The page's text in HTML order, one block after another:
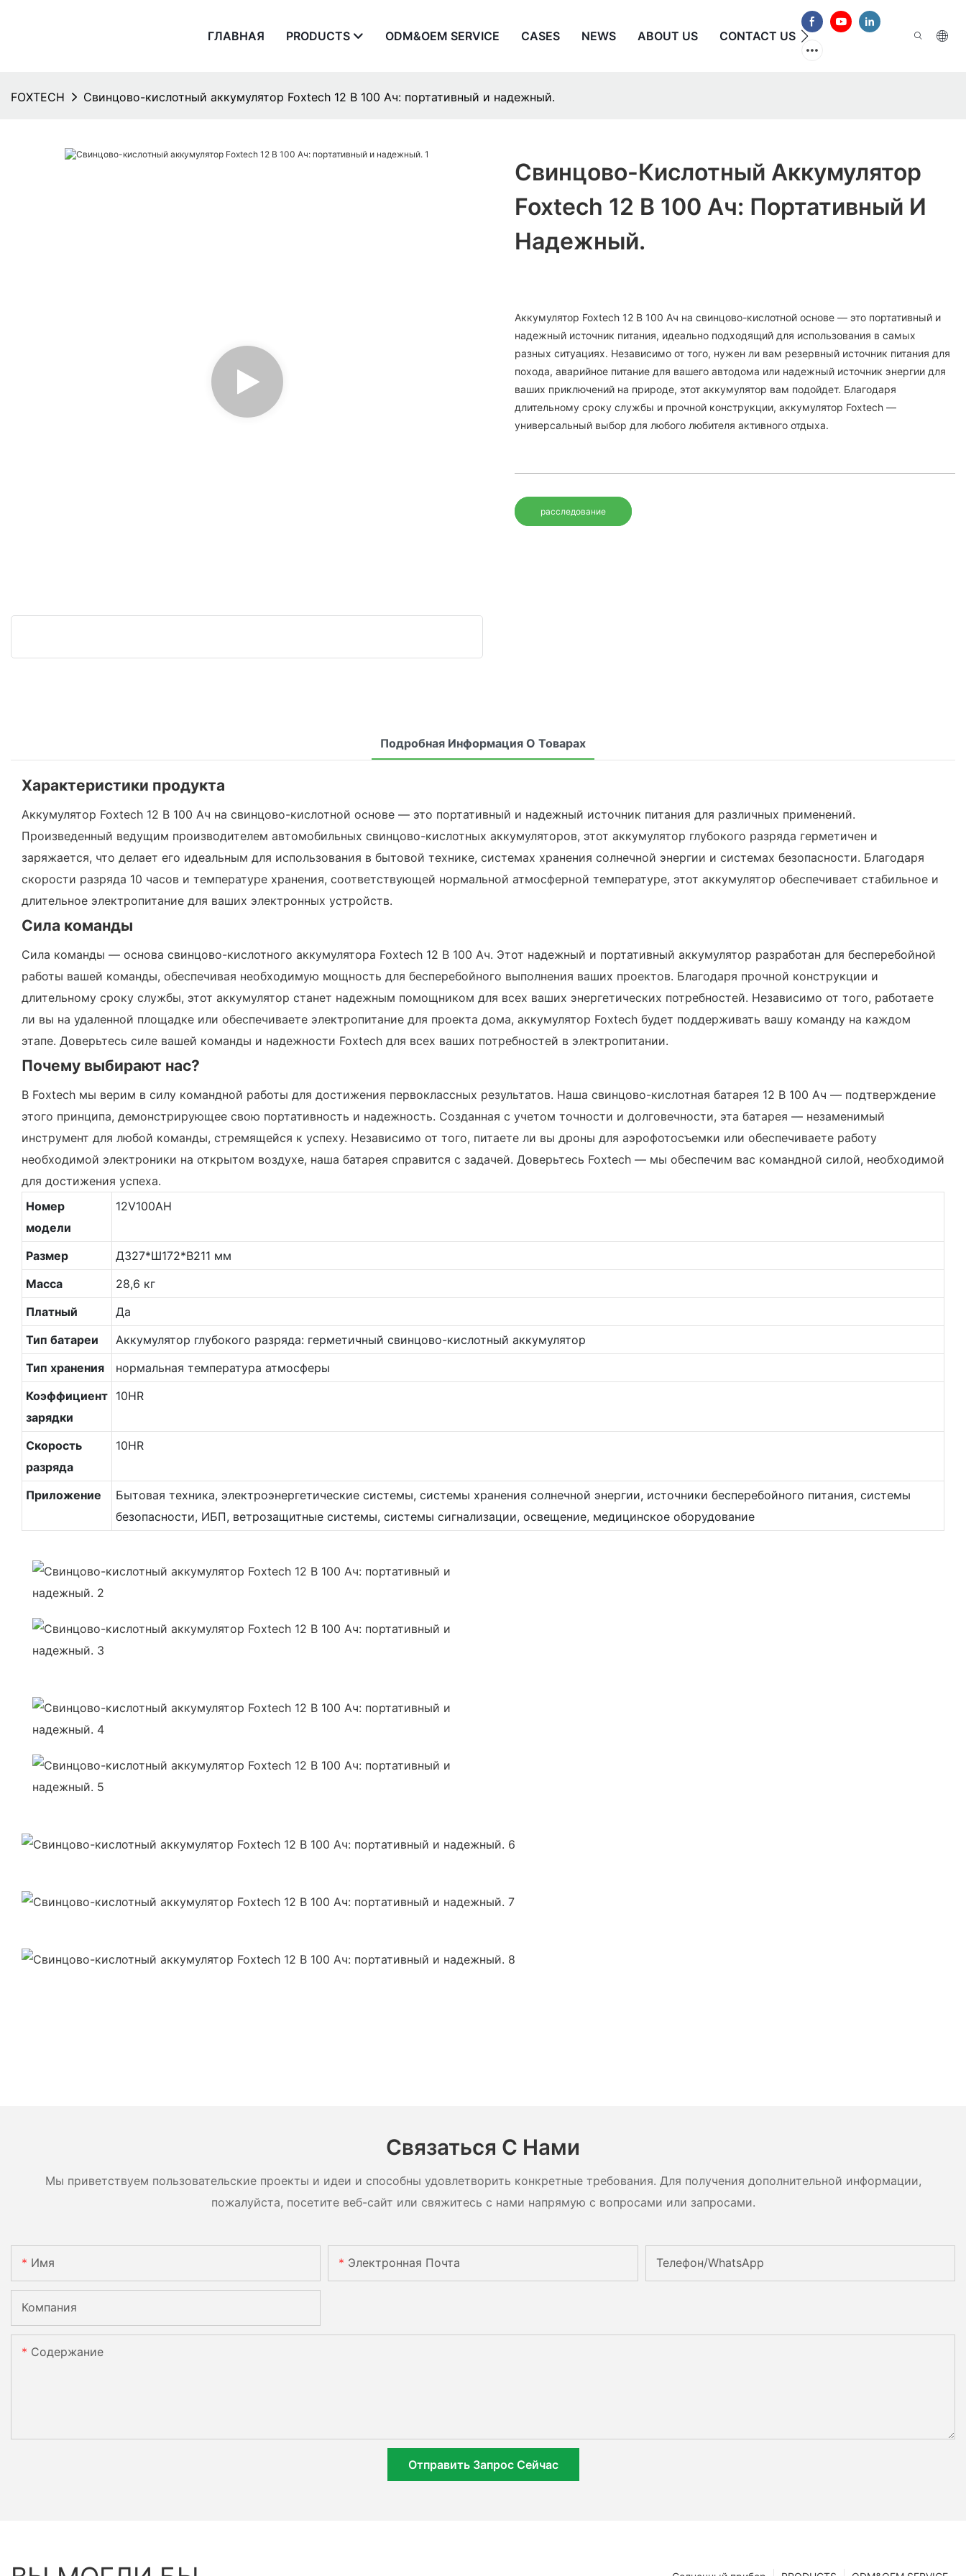
ГЛАВНАЯ PRODUCTS ODM&OEM SERVICE CASES NEWS ABOUT US CONTACT US ЧАСТО ЗАДАВАЕМЫЕ
FOXTECH Свинцово-кислотный аккумулятор Foxtech 12 В 100 Ач: портативный и надежный.
Свинцово-Кислотный Аккумулятор
Foxtech 12 В 100 Ач: Портативный И
Надежный.
Аккумулятор Foxtech 12 В 100 Ач на свинцово-кислотной основе — это портативный и
надежный источник питания, идеально подходящий для использования в самых
разных ситуациях. Независимо от того, нужен ли вам резервный источник питания для
похода, аварийное питание для вашего автодома или надежный источник энергии для
ваших приключений на природе, этот аккумулятор вам подойдет. Благодаря
длительному сроку службы и прочной конструкции, аккумулятор Foxtech —
универсальный выбор для любого любителя активного отдыха.
расследование
Подробная Информация О Товарах
Характеристики продукта
Аккумулятор Foxtech 12 В 100 Ач на свинцово-кислотной основе — это портативный и надежный источник питания для различных применений.
Произведенный ведущим производителем автомобильных свинцово-кислотных аккумуляторов, этот аккумулятор глубокого разряда герметичен и
заряжается, что делает его идеальным для использования в бытовой технике, системах хранения солнечной энергии и системах безопасности. Благодаря
скорости разряда 10 часов и температуре хранения, соответствующей нормальной атмосферной температуре, этот аккумулятор обеспечивает стабильное и
длительное электропитание для ваших электронных устройств.
Сила команды
Сила команды — основа свинцово-кислотного аккумулятора Foxtech 12 В 100 Ач. Этот надежный и портативный аккумулятор разработан для бесперебойной
работы вашей команды, обеспечивая необходимую мощность для бесперебойного выполнения ваших проектов. Благодаря прочной конструкции и
длительному сроку службы, этот аккумулятор станет надежным помощником для всех ваших энергетических потребностей. Независимо от того, работаете
ли вы на удаленной площадке или обеспечиваете электропитание для проекта дома, аккумулятор Foxtech будет поддерживать вашу команду на каждом
этапе. Доверьтесь силе вашей команды и надежности Foxtech для всех ваших потребностей в электропитании.
Почему выбирают нас?
В Foxtech мы верим в силу командной работы для достижения первоклассных результатов. Наша свинцово-кислотная батарея 12 В 100 Ач — подтверждение
этого принципа, демонстрирующее свою портативность и надежность. Созданная с учетом точности и долговечности, эта батарея — незаменимый
инструмент для любой команды, стремящейся к успеху. Независимо от того, питаете ли вы дроны для аэрофотосъемки или обеспечиваете работу
необходимой электроники на открытом воздухе, наша батарея справится с задачей. Доверьтесь Foxtech — мы обеспечим вас командной силой, необходимой
для достижения успеха.
Номер
модели
12V100AH
Размер
Д327*Ш172*В211 мм
Масса
28,6 кг
Платный
Да
Тип батареи
Аккумулятор глубокого разряда: герметичный свинцово-кислотный аккумулятор
Тип хранения
нормальная температура атмосферы
Коэффициент
зарядки
10HR
Скорость
разряда
10HR
Приложение
Бытовая техника, электроэнергетические системы, системы хранения солнечной энергии, источники бесперебойного питания, системы
безопасности, ИБП, ветрозащитные системы, системы сигнализации, освещение, медицинское оборудование
Связаться С Нами
Мы приветствуем пользовательские проекты и идеи и способны удовлетворить конкретные требования. Для получения дополнительной информации,
пожалуйста, посетите веб-сайт или свяжитесь с нами напрямую с вопросами или запросами.
Имя Электронная Почта Телефон/WhatsApp
Компания
Содержание
Отправить Запрос Сейчас